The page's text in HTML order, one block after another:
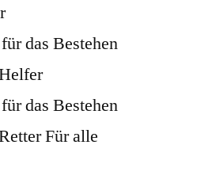
das Bestehen
das Bestehen
Für alle